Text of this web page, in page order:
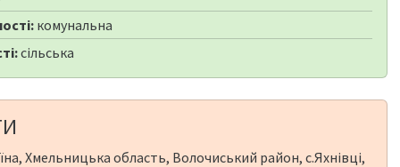
комунальна
сільська
Хмельницька область, Волочиський район, с.Яхнівці,